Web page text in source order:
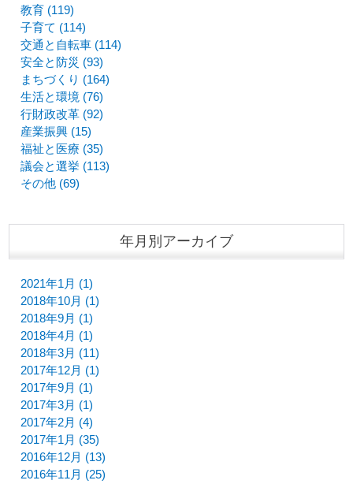
教育 (119)
子育て (114)
交通と自転車 (114)
安全と防災 (93)
まちづくり (164)
生活と環境 (76)
行財政改革 (92)
産業振興 (15)
福祉と医療 (35)
議会と選挙 (113)
その他 (69)
年月別アーカイブ
2021年1月 (1)
2018年10月 (1)
2018年9月 (1)
2018年4月 (1)
2018年3月 (11)
2017年12月 (1)
2017年9月 (1)
2017年3月 (1)
2017年2月 (4)
2017年1月 (35)
2016年12月 (13)
2016年11月 (25)